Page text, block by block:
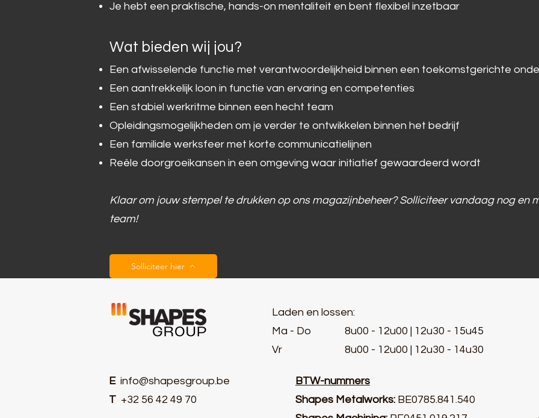
Je hebt een praktische, hands-on mentaliteit en bent flexibel inzetbaar
Wat bieden wij jou?
Een afwisselende functie met verantwoordelijkheid binnen een toekomstgerichte
Een aantrekkelijk loon in functie van ervaring en competenties
Een stabiel werkritme binnen een hecht team
Opleidingsmogelijkheden om je verder te ontwikkelen binnen het bedrijf
Een familiale werksfeer met korte communicatielijnen
Reële doorgroeikansen in een omgeving waar initiatief gewaardeerd wordt
Klaar om jouw stempel te drukken op ons magazijnbeheer? Solliciteer vandaag nog en
team!
Solliciteer hier
Laden en lossen:
Ma - Do 8u00 - 12u00 | 12u30 - 15u45
Vr 8u00 - 12u00 | 12u30 - 14u30
E info@shapesgroup.be
T +32 56 42 49 70
BTW-nummers
Shapes Metalworks: BE0785.841.540